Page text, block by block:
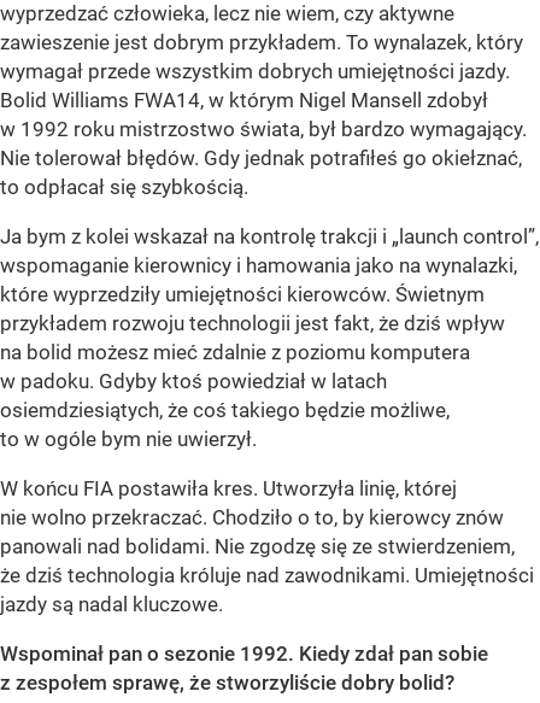
wyprzedzać człowieka, lecz nie wiem, czy aktywne
zawieszenie jest dobrym przykładem. To wynalazek, który
wymagał przede wszystkim dobrych umiejętności jazdy.
Bolid Williams FWA14, w którym Nigel Mansell zdobył
w 1992 roku mistrzostwo świata, był bardzo wymagający.
Nie tolerował błędów. Gdy jednak potrafiłeś go okiełznać,
to odpłacał się szybkością.
Ja bym z kolei wskazał na kontrolę trakcji i „launch control”,
wspomaganie kierownicy i hamowania jako na wynalazki,
które wyprzedziły umiejętności kierowców. Świetnym
przykładem rozwoju technologii jest fakt, że dziś wpływ
na bolid możesz mieć zdalnie z poziomu komputera
w padoku. Gdyby ktoś powiedział w latach
osiemdziesiątych, że coś takiego będzie możliwe,
to w ogóle bym nie uwierzył.
W końcu FIA postawiła kres. Utworzyła linię, której
nie wolno przekraczać. Chodziło o to, by kierowcy znów
panowali nad bolidami. Nie zgodzę się ze stwierdzeniem,
że dziś technologia króluje nad zawodnikami. Umiejętności
jazdy są nadal kluczowe.
Wspominał pan o sezonie 1992. Kiedy zdał pan sobie
z zespołem sprawę, że stworzyliście dobry bolid?